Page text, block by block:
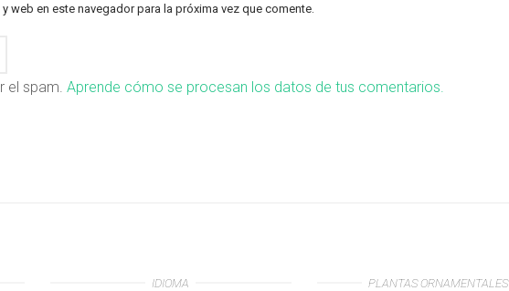
web en este navegador para la próxima vez que comente.
el spam. Aprende cómo se procesan los datos de tus comentarios.
IDIOMA PLANTAS ORNAMENTALES